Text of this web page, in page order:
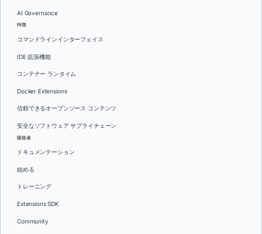
AI Governance
特徴
コマンドラインインターフェイス
IDE 拡張機能
コンテナー ランタイム
Docker Extensions
信頼できるオープンソース コンテンツ
安全なソフトウェア サプライチェーン
開発者
ドキュメンテーション
始める
トレーニング
Extensions SDK
Community